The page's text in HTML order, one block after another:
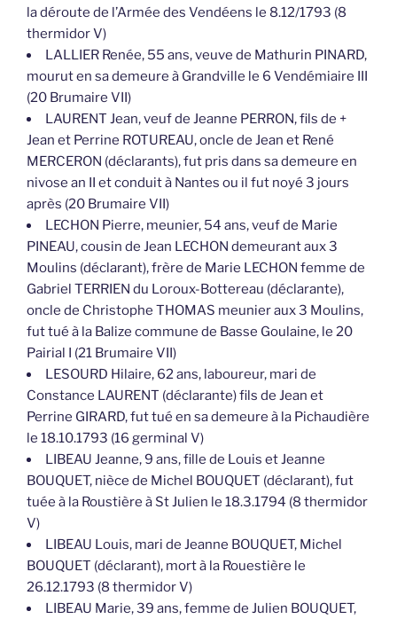
la déroute de l’Armée des Vendéens le 8.12/1793 (8
thermidor V)
LALLIER Renée, 55 ans, veuve de Mathurin PINARD,
mourut en sa demeure à Grandville le 6 Vendémiaire III
(20 Brumaire VII)
LAURENT Jean, veuf de Jeanne PERRON, fils de +
Jean et Perrine ROTUREAU, oncle de Jean et René
MERCERON (déclarants), fut pris dans sa demeure en
nivose an II et conduit à Nantes ou il fut noyé 3 jours
après (20 Brumaire VII)
LECHON Pierre, meunier, 54 ans, veuf de Marie
PINEAU, cousin de Jean LECHON demeurant aux 3
Moulins (déclarant), frère de Marie LECHON femme de
Gabriel TERRIEN du Loroux-Bottereau (déclarante),
oncle de Christophe THOMAS meunier aux 3 Moulins,
fut tué à la Balize commune de Basse Goulaine, le 20
Pairial I (21 Brumaire VII)
LESOURD Hilaire, 62 ans, laboureur, mari de
Constance LAURENT (déclarante) fils de Jean et
Perrine GIRARD, fut tué en sa demeure à la Pichaudière
le 18.10.1793 (16 germinal V)
LIBEAU Jeanne, 9 ans, fille de Louis et Jeanne
BOUQUET, nièce de Michel BOUQUET (déclarant), fut
tuée à la Roustière à St Julien le 18.3.1794 (8 thermidor
V)
LIBEAU Louis, mari de Jeanne BOUQUET, Michel
BOUQUET (déclarant), mort à la Rouestière le
26.12.1793 (8 thermidor V)
LIBEAU Marie, 39 ans, femme de Julien BOUQUET,